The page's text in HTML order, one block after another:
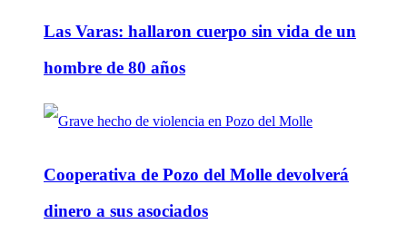
Las Varas: hallaron cuerpo sin vida de un
hombre de 80 años
Cooperativa de Pozo del Molle devolverá
dinero a sus asociados